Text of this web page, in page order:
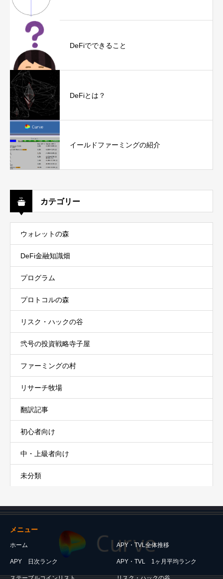
DeFiでできること
DeFiとは？
イールドファーミングの紹介
カテゴリー
ウォレットの森
DeFi金融知識畑
プログラム
プロトコルの森
リスク・ハックの谷
弐号の投資戦略寺子屋
ファーミングの村
リサーチ牧場
翻訳記事
初心者向け
中・上級者向け
未分類
メニュー
ホーム APY・TVL全体推移
APY 日次ランク APY・TVL 1ヶ月平均ランク